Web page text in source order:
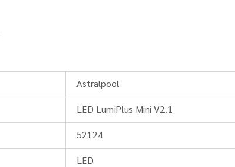
Astralpool
LED LumiPlus Mini V2.1
52124
LED